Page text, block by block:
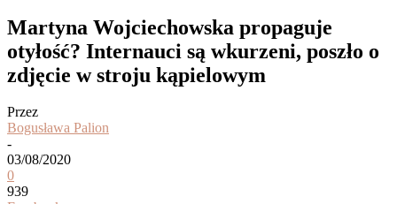
Martyna Wojciechowska propaguje
otyłość? Internauci są wkurzeni, poszło o
zdjęcie w stroju kąpielowym
Przez
Bogusława Palion
-
03/08/2020
0
939